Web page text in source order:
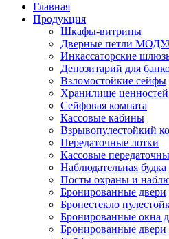
Главная
Продукция
Шкафы-витрины
Дверные петли
Инкассаторские
Депозитарий для
Взломостойкие сейфы
Хранилище ценностей
Сейфовая комната
Кассовые кабины
Взрывопулестойкий
Передаточные лотки
Кассовые
Наблюдательная будка
Посты охраны и
Бронированные двери
Бронестекло
Бронированные окна
Бронированные двери